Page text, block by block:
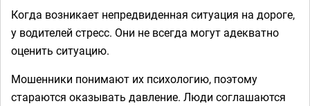
Когда возникает непредвиденная ситуация на дороге,
у водителей стресс. Они не всегда могут адекватно
оценить ситуацию.
Мошенники понимают их психологию, поэтому
стараются оказывать давление. Люди соглашаются